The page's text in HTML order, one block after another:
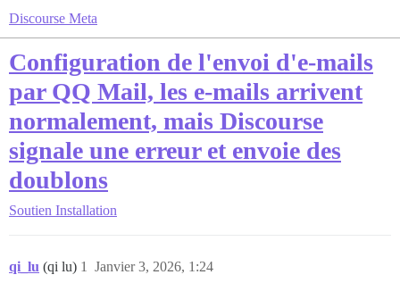
Discourse Meta
Configuration de l'envoi d'e-mails
par QQ Mail, les e-mails arrivent
normalement, mais Discourse
signale une erreur et envoie des
doublons
Soutien Installation
qi_lu (qi lu) Janvier 3, 2026, 1:24
1